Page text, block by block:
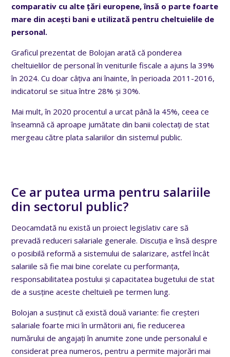
comparativ cu alte țări europene, însă o parte foarte
mare din acești bani e utilizată pentru cheltuielile de
personal.
Graficul prezentat de Bolojan arată că ponderea
cheltuielilor de personal în veniturile fiscale a ajuns la 39%
în 2024. Cu doar câțiva ani înainte, în perioada 2011-2016,
indicatorul se situa între 28% și 30%.
Mai mult, în 2020 procentul a urcat până la 45%, ceea ce
înseamnă că aproape jumătate din banii colectați de stat
mergeau către plata salariilor din sistemul public.
Ce ar putea urma pentru salariile
din sectorul public?
Deocamdată nu există un proiect legislativ care să
prevadă reduceri salariale generale. Discuția e însă despre
o posibilă reformă a sistemului de salarizare, astfel încât
salariile să fie mai bine corelate cu performanța,
responsabilitatea postului și capacitatea bugetului de stat
de a susține aceste cheltuieli pe termen lung.
Bolojan a susținut că există două variante: fie creșteri
salariale foarte mici în următorii ani, fie reducerea
numărului de angajați în anumite zone unde personalul e
considerat prea numeros, pentru a permite majorări mai